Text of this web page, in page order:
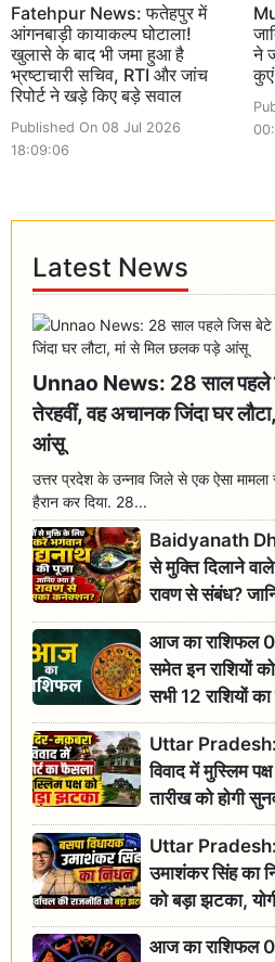
Fatehpur News: फतेहपुर में
आंगनबाड़ी कायाकल्प घोटाला!
खुलासे के बाद भी जमा हुआ है
भ्रष्टाचारी सचिव, RTI और जांच
रिपोर्ट ने खड़े किए बड़े सवाल
Published On 08 Jul 2026
18:09:06
ने
कुएं
Latest News
Unnao News: 28 साल पहले
तेरहवीं, वह अचानक जिंदा घर
आंसू
उत्तर प्रदेश के उन्नाव जिले से एक ऐसा
हैरान कर दिया. 28...
Baidyanath
से मुक्ति दिलाने वाले
रावण से संबंध?
आज का राशिफल
समेत इन राशियों
सभी 12 राशियों
Uttar Pradesh:
विवाद में मुस्लिम
तारीख को होगी
Uttar Pradesh:
उमाशंकर सिंह का
को बड़ा झटका,
आज का राशिफल